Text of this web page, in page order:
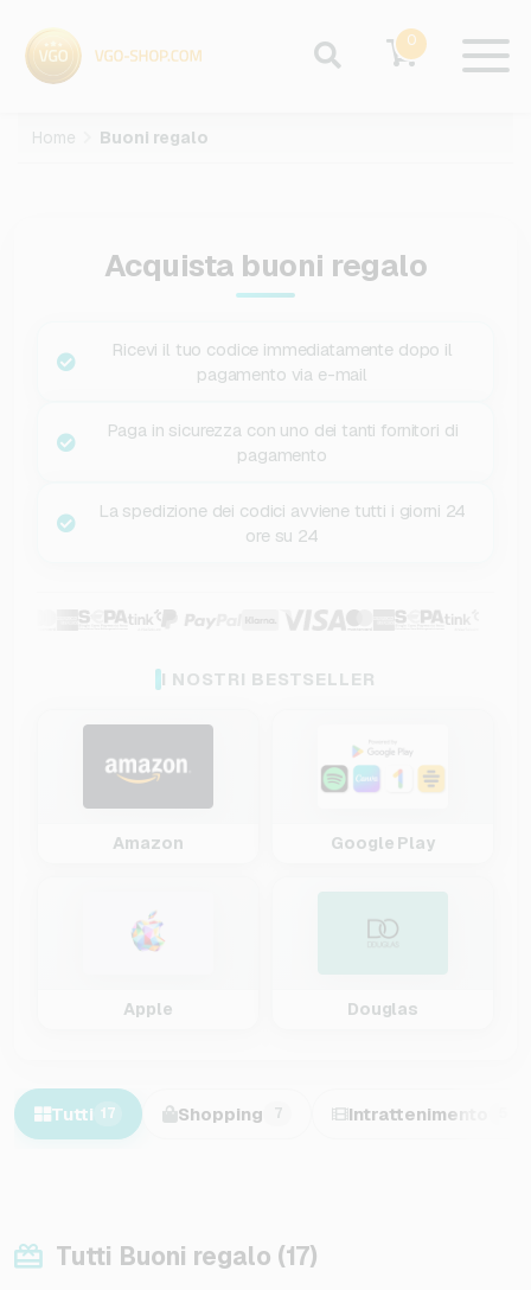
0
Home Buoni regalo
Acquista buoni regalo
Ricevi il tuo codice immediatamente dopo il
pagamento via e-mail
Paga in sicurezza con uno dei tanti fornitori di
pagamento
La spedizione dei codici avviene tutti i giorni 24
ore su 24
I NOSTRI BESTSELLER
Amazon Google Play
Apple Douglas
Tutti 17 Shopping 7 Intrattenimento
Tutti Buoni regalo (17)